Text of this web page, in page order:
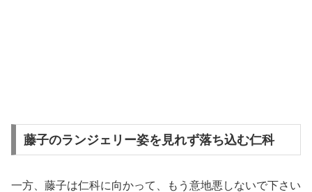
藤子のランジェリー姿を見れず落ち込む仁科
一方、藤子は仁科に向かって、もう意地悪しないで下さい